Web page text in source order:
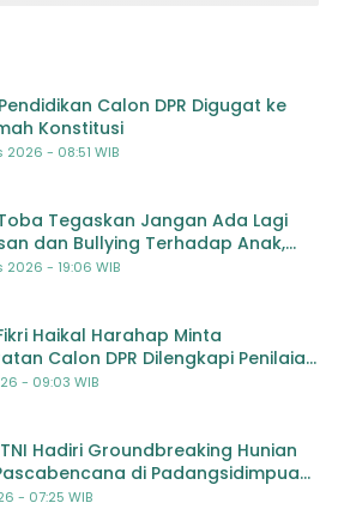
Calon DPR Digugat ke
Konstitusi
2026 - 08:51 WIB
Tegaskan Jangan Ada Lagi
dan Bullying Terhadap Anak,
Seluruh Pihak
2026 - 19:06 WIB
Haikal Harahap Minta
Calon DPR Dilengkapi Penilaian
- 09:03 WIB
Hadiri Groundbreaking Hunian
di Padangsidimpuan,
Baru bagi Penyintas
- 07:25 WIB